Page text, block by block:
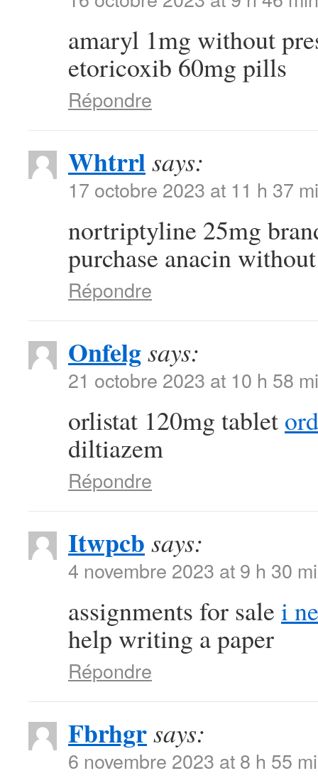
amaryl 1mg without
etoricoxib 60mg pills
Répondre
Whtrrlsays:
17 octobre 2023 at 11 h 37
nortriptyline 25mg
purchase anacin
Répondre
Onfelgsays:
21 octobre 2023 at 10 h 58
orlistat 120mg tablet
diltiazem
Répondre
Itwpcb says:
4 novembre 2023 at 9 h 30
assignments for sale i
help writing a paper
Répondre
Fbrhgrsays:
6 novembre 2023 at 8 h 55